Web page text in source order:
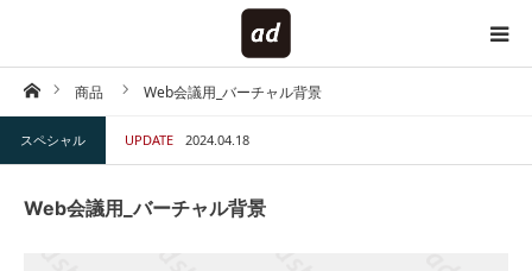
ホーム商品 Web会議用_バーチャル背景
スペシャル UPDATE 2024.04.18
Web会議用_バーチャル背景
HOME
対象で探す